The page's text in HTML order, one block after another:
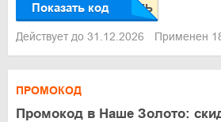
Показать код
Действует до 31.12.2026 Применен
ПРОМОКОД
Промокод в Наше Золото: